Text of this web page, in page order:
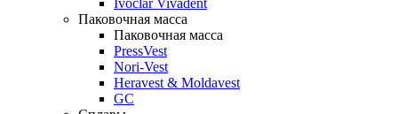
Ivoclar Vivadent
Паковочная масса
Паковочная масса
PressVest
Nori-Vest
Heravest & Moldavest
GC